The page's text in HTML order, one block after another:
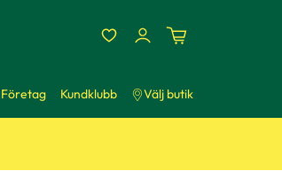
Företag Kundklubb Välj butik